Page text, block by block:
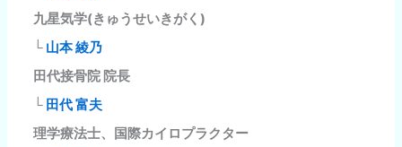
九星気学(きゅうせいきがく)
└ 山本 綾乃
田代接骨院 院長
└ 田代 富夫
理学療法士、国際カイロプラクター